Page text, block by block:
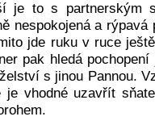
je to s partnerským
nespokojená a
jde ruku v ruce
pak hledá
s jinou Pannou.
je vhodné uzavřít